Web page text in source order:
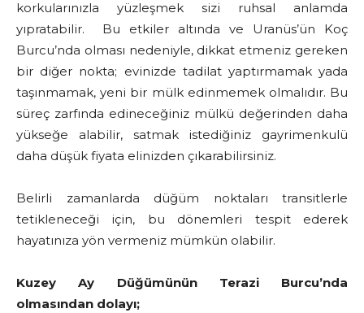
korkularınızla yüzleşmek sizi ruhsal anlamda
yıpratabilir. Bu etkiler altında ve Uranüs’ün Koç
Burcu’nda olması nedeniyle, dikkat etmeniz gereken
bir diğer nokta; evinizde tadilat yaptırmamak yada
taşınmamak, yeni bir mülk edinmemek olmalıdır. Bu
süreç zarfında edineceğiniz mülkü değerinden daha
yükseğe alabilir, satmak istediğiniz gayrimenkulü
daha düşük fiyata elinizden çıkarabilirsiniz.
Belirli zamanlarda düğüm noktaları transitlerle
tetikleneceği için, bu dönemleri tespit ederek
hayatınıza yön vermeniz mümkün olabilir.
Kuzey Ay Düğümünün Terazi Burcu’nda
olmasından dolayı;